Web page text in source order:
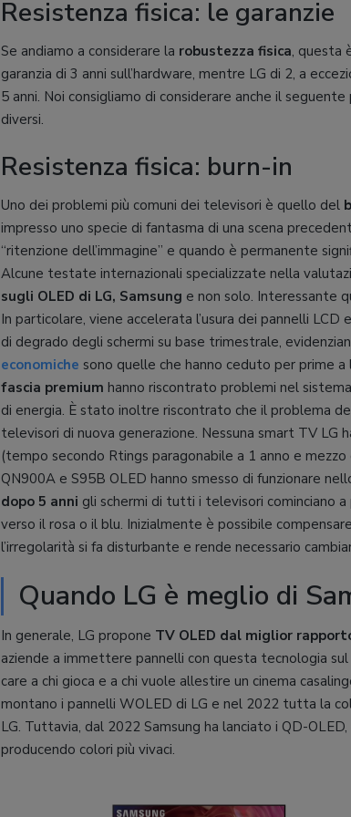
Resistenza fisica: le garanzie
Se andiamo a considerare la robustezza fisica, questa
garanzia di 3 anni sull’hardware, mentre LG di 2, a
5 anni. Noi consigliamo di considerare anche il
diversi.
Resistenza fisica: burn-in
Uno dei problemi più comuni dei televisori è quello del
impresso uno specie di fantasma di una scena
“ritenzione dell’immagine” e quando è permanente
Alcune testate internazionali specializzate nella
sugli OLED di LG, Samsung e non solo. Interessante
In particolare, viene accelerata l’usura dei pannelli
di degrado degli schermi su base trimestrale,
economiche sono quelle che hanno ceduto per prime
fascia premium hanno riscontrato problemi nel
di energia. È stato inoltre riscontrato che il problema
televisori di nuova generazione. Nessuna smart TV
(tempo secondo Rtings paragonabile a 1 anno e
QN900A e S95B OLED hanno smesso di funzionare
dopo 5 anni gli schermi di tutti i televisori cominciano
verso il rosa o il blu. Inizialmente è possibile
l’irregolarità si fa disturbante e rende necessario
Quando LG è meglio di
In generale, LG propone TV OLED dal miglior
aziende a immettere pannelli con questa tecnologia
care a chi gioca e a chi vuole allestire un cinema
montano i pannelli WOLED di LG e nel 2022 tutta la
LG. Tuttavia, dal 2022 Samsung ha lanciato i QD-
producendo colori più vivaci.